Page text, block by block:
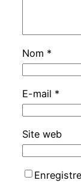
Nom *
E-mail *
Site web